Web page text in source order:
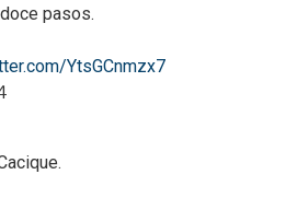
pasos.
YtsGCnmzx7